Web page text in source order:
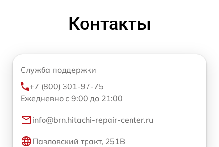
Контакты
Служба поддержки
+7 (800) 301-97-75
Ежедневно с 9:00 до 21:00
info@brn.hitachi-repair-center.ru
Павловский тракт, 251В